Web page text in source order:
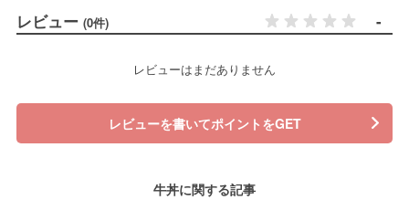
レビュー (0件) -
レビューはまだありません
レビューを書いてポイントをGET
牛丼に関する記事